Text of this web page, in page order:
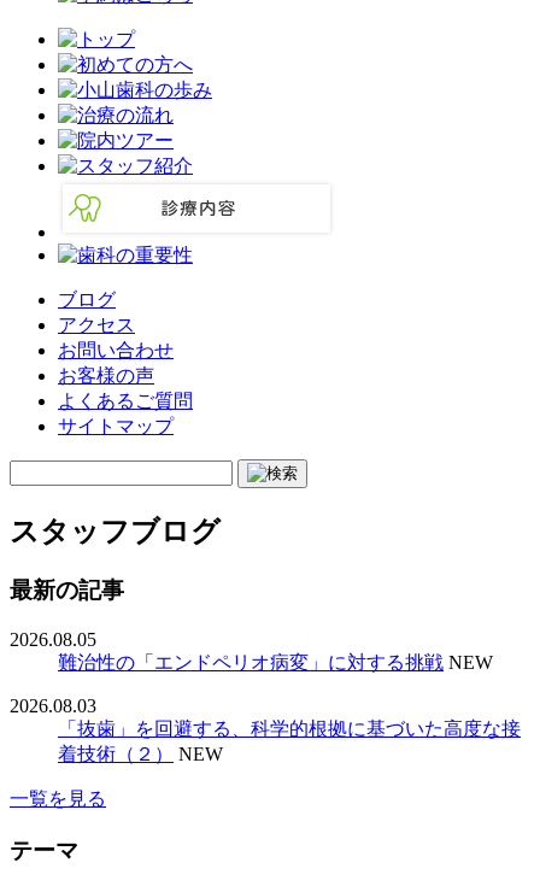
ブログ
アクセス
お問い合わせ
お客様の声
よくあるご質問
サイトマップ
スタッフブログ
最新の記事
2026.08.05
難治性の「エンドペリオ病変」に対する挑戦 NEW
2026.08.03
「抜歯」を回避する、科学的根拠に基づいた高度な接
着技術（２）
NEW
一覧を見る
テーマ